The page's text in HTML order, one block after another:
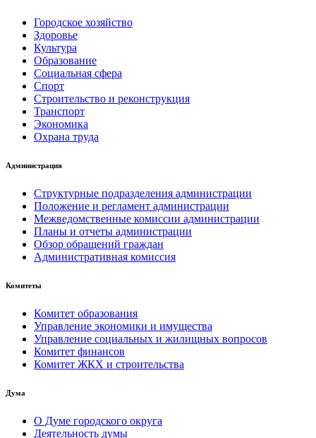
Городское хозяйство
Здоровье
Культура
Образование
Социальная сфера
Спорт
Строительство и реконструкция
Транспорт
Экономика
Охрана труда
Администрация
Структурные подразделения администрации
Положение и регламент администрации
Межведомственные комиссии администрации
Планы и отчеты администрации
Обзор обращений граждан
Административная комиссия
Комитеты
Комитет образования
Управление экономики и имущества
Управление социальных и жилищных вопросов
Комитет финансов
Комитет ЖКХ и строительства
Дума
О Думе городского округа
Деятельность думы